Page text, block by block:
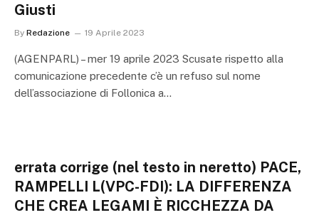
Giusti
By Redazione 19 Aprile 2023
(AGENPARL) – mer 19 aprile 2023 Scusate rispetto alla
comunicazione precedente c’è un refuso sul nome
dell’associazione di Follonica a…
errata corrige (nel testo in neretto) PACE,
RAMPELLI L(VPC-FDI): LA DIFFERENZA
CHE CREA LEGAMI È RICCHEZZA DA